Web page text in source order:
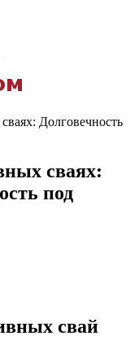
Долговечность
сваях:
под
свай